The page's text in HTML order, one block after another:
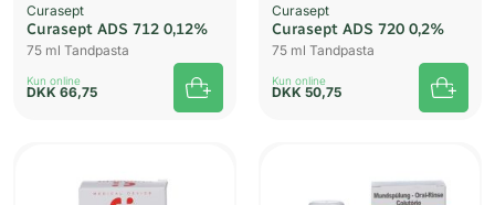
Curasept
Curasept ADS 712 0,12%
75 ml Tandpasta
Kun online
DKK 66,75
Curasept
Curasept ADS 720 0,2%
75 ml Tandpasta
Kun online
DKK 50,75
UDSOLGT